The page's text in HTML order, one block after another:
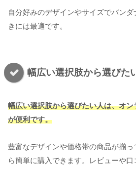
自分好みのデザインやサイズでバン
きには最適です。
幅広い選択肢から選びた
幅広い選択肢から選びたい人は、オ
が便利です。
豊富なデザインや価格帯の商品が揃
ら簡単に購入できます。レビューや